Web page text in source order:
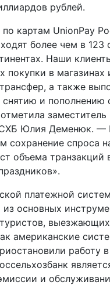
рублей.
по картам UnionPay
более чем в 123
Наши
покупки в магазинах
а также
и пополнению
заместитель
Юлия Деменюк.
сохранение спроса
объема транзакций
платежной
основных
выезжающих
американские
работу
и